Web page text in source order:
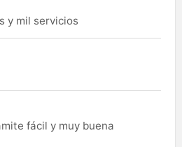
y mil servicios
fácil y muy buena